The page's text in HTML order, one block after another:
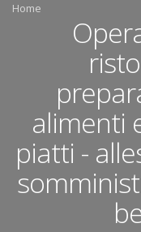
Home
alimenti
piatti -